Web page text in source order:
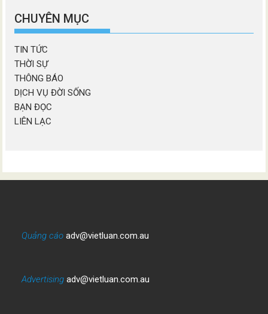
mục
CHUYÊN MỤC
TIN TỨC
THỜI SỰ
THÔNG BÁO
DỊCH VỤ ĐỜI SỐNG
BẠN ĐỌC
LIÊN LẠC
Quảng cáo adv@vietluan.com.au
Advertising adv@vietluan.com.au